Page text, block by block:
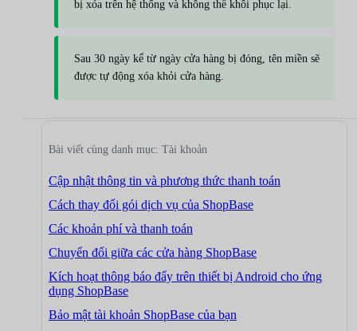
bị xóa trên hệ thống và không thể khôi phục lại.
Sau 30 ngày kể từ ngày cửa hàng bị đóng, tên miền sẽ
được tự động xóa khỏi cửa hàng.
Bài viết cùng danh mục: Tài khoản
Cập nhật thông tin và phương thức thanh toán
Cách thay đổi gói dịch vụ của ShopBase
Các khoản phí và thanh toán
Chuyển đổi giữa các cửa hàng ShopBase
Kích hoạt thông báo đẩy trên thiết bị Android cho ứng
dụng ShopBase
Bảo mật tài khoản ShopBase của bạn